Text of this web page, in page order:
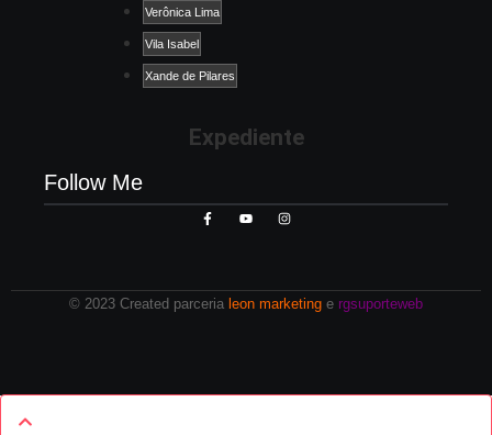
Verônica Lima
Vila Isabel
Xande de Pilares
Expediente
Follow Me
© 2023 Created parceria leon marketing e rgsuporteweb